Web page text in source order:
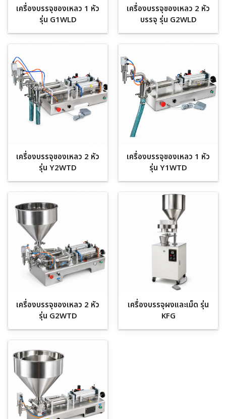
เครื่องบรรจุของเหลว 1 หัว
รุ่น G1WLD
เครื่องบรรจุของเหลว 2 หัว
บรรจุ รุ่น G2WLD
เครื่องบรรจุของเหลว 2 หัว
รุ่น Y2WTD
เครื่องบรรจุของเหลว 1 หัว
รุ่น Y1WTD
เครื่องบรรจุของเหลว 2 หัว
รุ่น G2WTD
เครื่องบรรจุผงและเม็ด รุ่น
KFG